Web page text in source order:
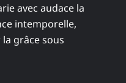
avec audace la
intemporelle,
grâce sous